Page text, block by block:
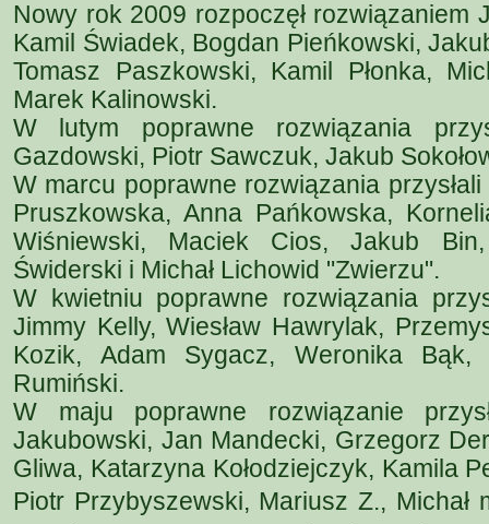
Nowy rok 2009 rozpoczęł rozwiązaniem
Kamil Świadek, Bogdan Pieńkowski,
Tomasz Paszkowski, Kamil Płonka,
Marek Kalinowski.
W lutym poprawne rozwiązania
Gazdowski, Piotr Sawczuk, Jakub
W marcu poprawne rozwiązania
Pruszkowska, Anna Pańkowska,
Wiśniewski, Maciek Cios, Jakub
Świderski i Michał Lichowid "Zwierzu".
W kwietniu poprawne rozwiązania
Jimmy Kelly, Wiesław Hawrylak,
Kozik, Adam Sygacz, Weronika
Rumiński.
W maju poprawne rozwiązanie
Jakubowski, Jan Mandecki, Grzegorz
Gliwa, Katarzyna Kołodziejczyk, Kamila
Piotr Przybyszewski, Mariusz Z., Michał